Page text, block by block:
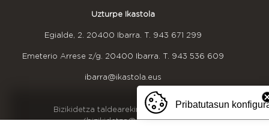
Uzturpe Ikastola
Egialde, 2. 20400 Ibarra. T. 943 671 299
Emeterio Arrese z/g. 20400 Ibarra. T. 943 536 609
ibarra@ikastola.eus
OINEKO INFORMAZIOA
Bizikidetza taldearekin harremanetan jarri
(bizikidetza@uzturpe.eus)
Pribatutasun